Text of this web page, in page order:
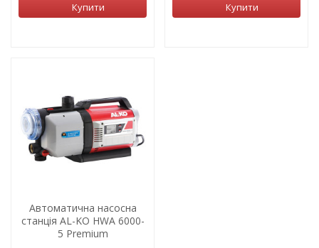
Купити Купити
Автоматична насосна
станція AL-KO HWA 6000-
5 Premium